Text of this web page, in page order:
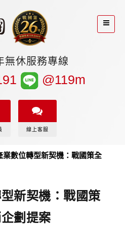
無休服務專線
@119m
線上客服
業數位轉型新契機：戰國策全
新契機：戰國策
劃提案